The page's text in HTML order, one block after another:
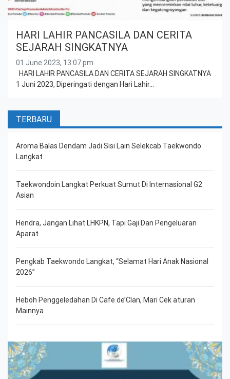
HARI LAHIR PANCASILA DAN CERITA
SEJARAH SINGKATNYA
01 June 2023, 13:07 pm
HARI LAHIR PANCASILA DAN CERITA SEJARAH SINGKATNYA
1 Juni 2023, Diperingati dengan Hari Lahir…
TERBARU
Aroma Balas Dendam Jadi Sisi Lain Selekcab Taekwondo
Langkat
Taekwondoin Langkat Perkuat Sumut Di Internasional G2
Asian
Hendra, Jangan Lihat LHKPN, Tapi Gaji Dan Pengeluaran
Aparat
Pengkab Taekwondo Langkat, “Selamat Hari Anak Nasional
2026”
Heboh Penggeledahan Di Cafe de’Clan, Mari Cek aturan
Mainnya